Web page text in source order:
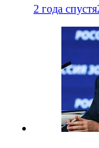
2 года спустя